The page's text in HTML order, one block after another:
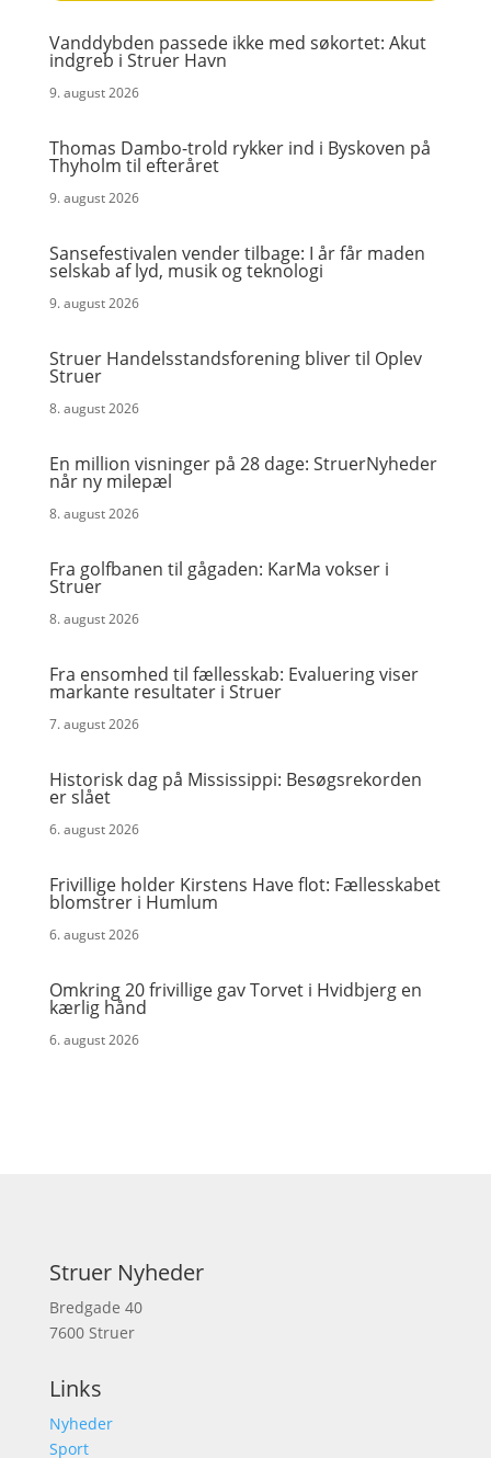
Vanddybden passede ikke med søkortet: Akut
indgreb i Struer Havn
9. august 2026
Thomas Dambo-trold rykker ind i Byskoven på
Thyholm til efteråret
9. august 2026
Sansefestivalen vender tilbage: I år får maden
selskab af lyd, musik og teknologi
9. august 2026
Struer Handelsstandsforening bliver til Oplev
Struer
8. august 2026
En million visninger på 28 dage: StruerNyheder
når ny milepæl
8. august 2026
Fra golfbanen til gågaden: KarMa vokser i
Struer
8. august 2026
Fra ensomhed til fællesskab: Evaluering viser
markante resultater i Struer
7. august 2026
Historisk dag på Mississippi: Besøgsrekorden
er slået
6. august 2026
Frivillige holder Kirstens Have flot: Fællesskabet
blomstrer i Humlum
6. august 2026
Omkring 20 frivillige gav Torvet i Hvidbjerg en
kærlig hånd
6. august 2026
Struer Nyheder
Bredgade 40
7600 Struer
Links
Nyheder
Sport